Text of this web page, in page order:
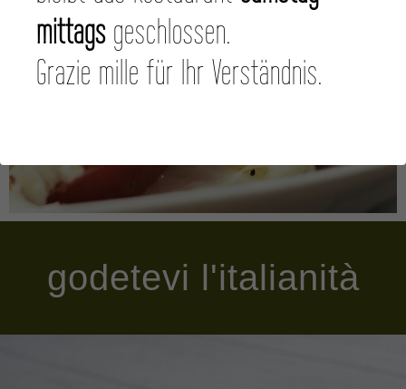
godetevi l'italianità
mittags geschlossen.
Grazie mille für Ihr Verständnis.